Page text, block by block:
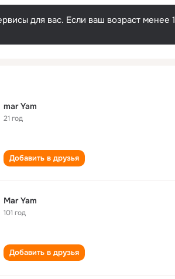
для вас. Если ваш возраст менее
mar Yam
21 год
Добавить в друзья
Mar Yam
101 год
Добавить в друзья